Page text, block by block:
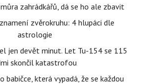
zahrádkářů, dá se ho ale zbavit
zvěrokruhu: 4 hlupáci dle
astrologie
jen devět minut. Let Tu-154 se 115
skončil katastrofou
babičce, která vypadá, že se každou